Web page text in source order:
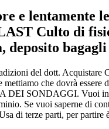
e lentamente
Culto di
deposito
del dott.
mettiamo che dovrà
SONDAGGI. Vuoi
Se vuoi saperne di
di terze parti, per